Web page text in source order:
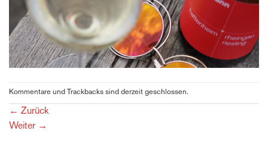
Kommentare und Trackbacks sind derzeit geschlossen.
← Zurück
Weiter →